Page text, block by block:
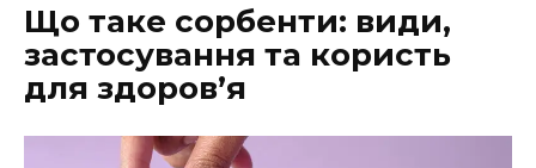
Що таке сорбенти: види,
застосування та користь
для здоров’я